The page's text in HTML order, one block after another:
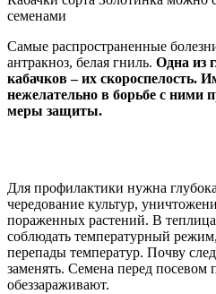
семенами
Самые распространенные
антракноз, белая гниль. Одна из
кабачков – их скороспелость.
нежелательно в борьбе с ними
меры защиты.
Для профилактики нужна
чередование культур,
пораженных растений. В
соблюдать температурный
перепады температур. Почву
заменять. Семена перед посевом
обеззараживают.